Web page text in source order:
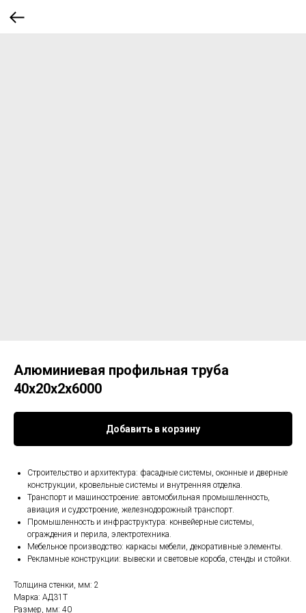
Алюминиевая профильная труба
40х20x2х6000
Добавить в корзину
Строительство и архитектура: фасадные системы, оконные и дверные
конструкции, кровельные системы и внутренняя отделка.
Транспорт и машиностроение: автомобильная промышленность,
авиация и судостроение, железнодорожный транспорт.
Промышленность и инфраструктура: конвейерные системы,
ограждения и перила, электротехника.
Мебельное производство: каркасы мебели, декоративные элементы.
Рекламные конструкции: вывески и световые короба, стенды и стойки.
Толщина стенки, мм: 2
Марка: АД31Т
Размер, мм: 40